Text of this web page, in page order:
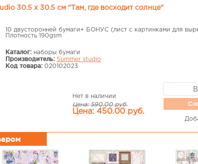
30.5 х 30.5 см "Там, где восходит солнце"
10 двусторонней бумаги+ БОНУС (лист с картинками для
Плотность 190gsm
Каталог: наборы бумаги
Производитель: Summer studio
Код товара: 020102023
Нет в наличии
Цена: 590.00 руб.
Цена: 450.00 руб.